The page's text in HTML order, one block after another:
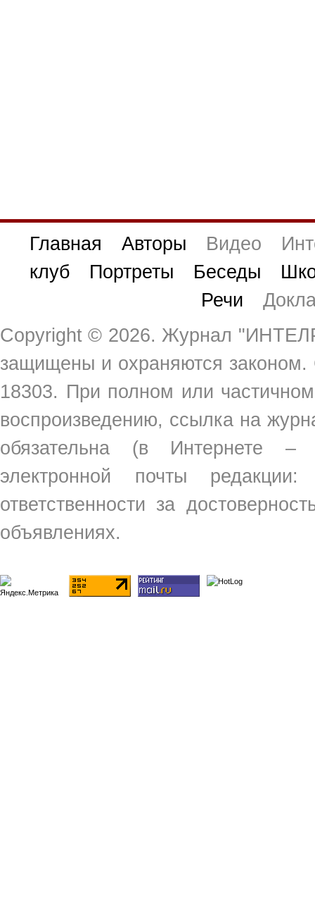
Главная Авторы Видео
клуб
Портреты Беседы
Речи
Copyright © 2026. Журнал
защищены и охраняются
18303. При полном или
воспроизведению, ссылка на
обязательна (в Интернете
электронной почты
ответственности за
объявлениях.